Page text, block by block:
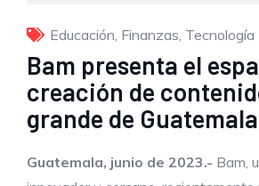
Educación Finanzas Tecnología
Bam presenta el
creación de
grande de Guatemala
Guatemala, junio de 2023.- Bam,